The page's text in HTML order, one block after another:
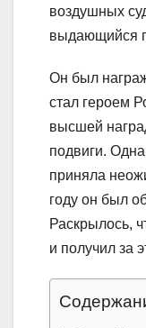
воздушных
выдающийся
Он был
стал героем
высшей
подвиги.
приняла
году он был
Раскрылось,
и получил за